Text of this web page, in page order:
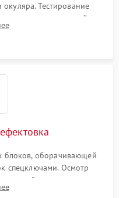
Тестирование
кольца отстройки
сколов, внутренних
блоков, оборачивающей
спецключами. Осмотр
пружин и
люфта, смещения